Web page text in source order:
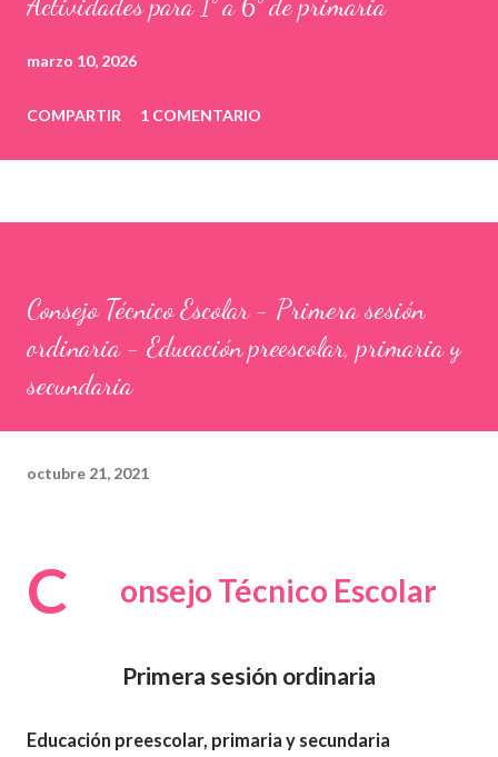
marzo 10, 2026
COMPARTIR 1 COMENTARIO
Consejo Técnico Escolar - Primera sesión
ordinaria - Educación preescolar, primaria y
secundaria
octubre 21, 2021
C onsejo Técnico Escolar
Primera sesión ordinaria
Educación preescolar, primaria y secundaria